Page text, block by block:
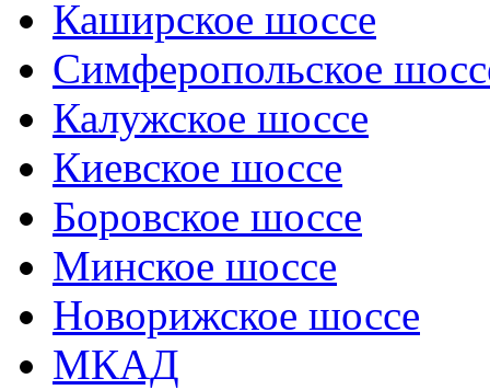
Каширское шоссе
Симферопольское
Калужское шоссе
Киевское шоссе
Боровское шоссе
Минское шоссе
Новорижское шоссе
МКАД